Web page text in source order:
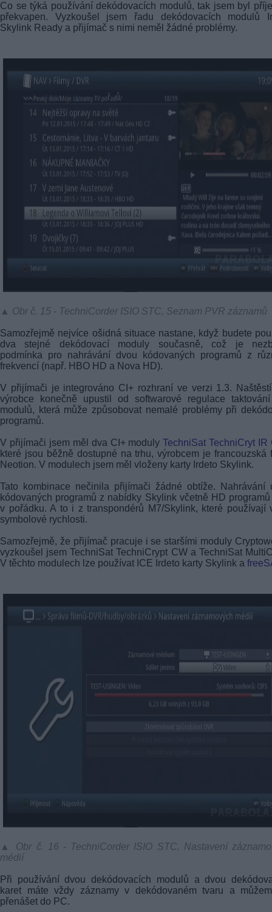
Co se týká používání dekódovacích modulů, tak jsem byl
překvapen. Vyzkoušel jsem řadu dekódovacích modulů
Skylink Ready a přijímač s nimi neměl žádné problémy.
▲ Obr č. 15 - TechniCorder ISIO STC, Seznam PVR záznamů
Samozřejmě nejvíce ošidná situace nastane, když budete
dva stejné dekódovací moduly současně, což je
podmínka pro nahrávání dvou kódovaných programů z
frekvencí (např. HBO HD a Nova HD).
V přijímači je integrováno CI+ rozhraní ve verzi 1.3.
výrobce konečně upustil od softwarové regulace
modulů, která může způsobovat nemalé problémy při
programů.
V přijímači jsem měl dva CI+ modulyTechniSat TechniCryt IR
které jsou běžně dostupné na trhu, výrobcem je francouzská
Neotion. V modulech jsem měl vloženy karty Irdeto Skylink.
Tato kombinace nečinila přijímači žádné obtíže. Nahrávání
kódovaných programů z nabídky Skylink včetně HD
v pořádku. A to i z transpondérů M7/Skylink, které používají
symbolové rychlosti.
Samozřejmě, že přijímač pracuje i se staršími moduly
vyzkoušel jsem TechniSat TechniCrypt CW a TechniSat
V těchto modulech lze používat ICE Irdeto karty Skylink a
▲ Obr č. 16 - TechniCorder ISIO STC, Nastavení
médií
Při používání dvou dekódovacích modulů a dvou
karet máte vždy záznamy v dekódovaném tvaru a
přenášet do PC.